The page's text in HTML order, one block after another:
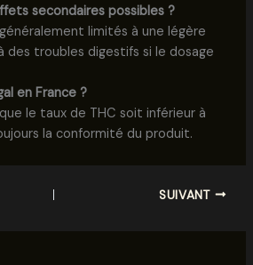
secondaires possibles ?
limités à une légère
des troubles digestifs si le dosage
en France ?
le taux de THC soit inférieur à
la conformité du produit.
SUIVANT